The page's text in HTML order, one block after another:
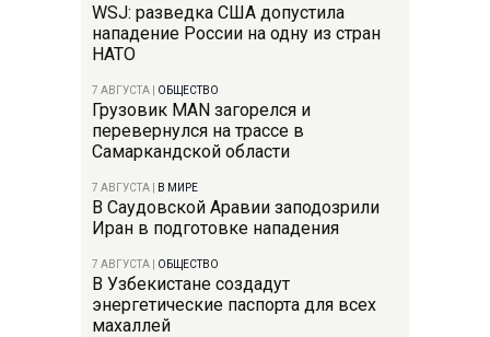
WSJ: разведка США допустила
нападение России на одну из стран
НАТО
7 АВГУСТА ОБЩЕСТВО
Грузовик MAN загорелся и
перевернулся на трассе в
Самаркандской области
7 АВГУСТА В МИРЕ
В Саудовской Аравии заподозрили
Иран в подготовке нападения
7 АВГУСТА ОБЩЕСТВО
В Узбекистане создадут
энергетические паспорта для всех
махаллей